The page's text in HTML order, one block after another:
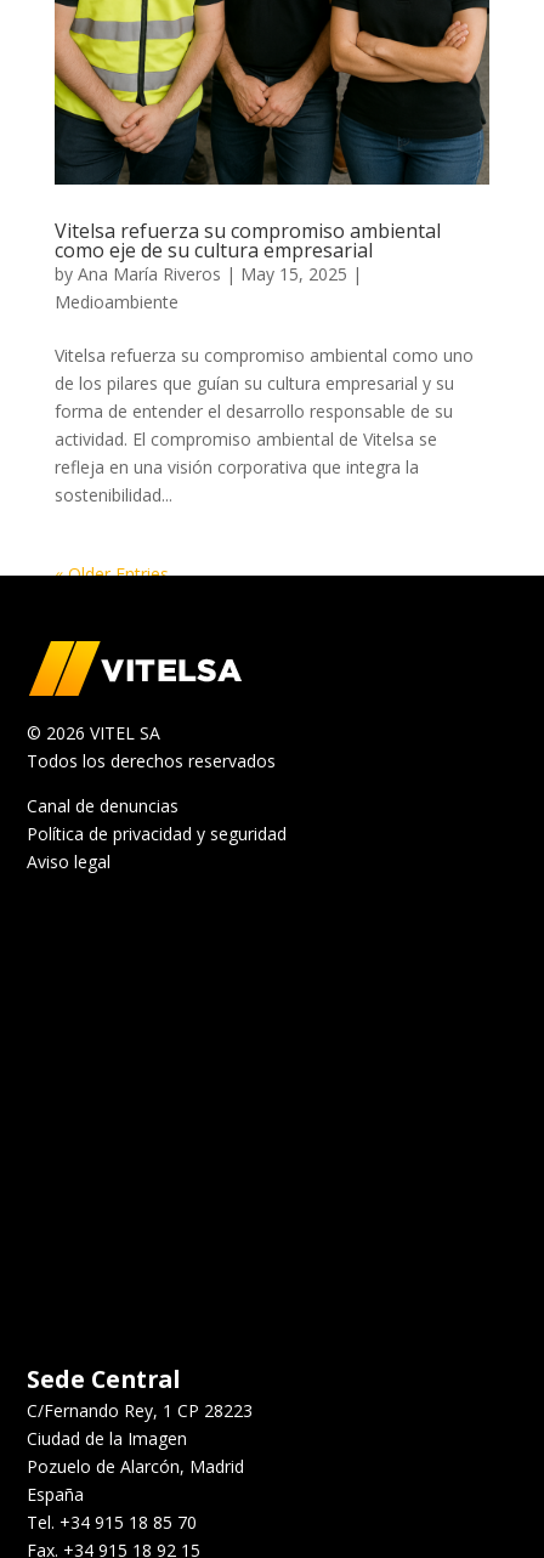
Vitelsa refuerza su compromiso ambiental
como eje de su cultura empresarial
by Ana María Riveros | May 15, 2025 |
Medioambiente
Vitelsa refuerza su compromiso ambiental como uno
de los pilares que guían su cultura empresarial y su
forma de entender el desarrollo responsable de su
actividad. El compromiso ambiental de Vitelsa se
refleja en una visión corporativa que integra la
sostenibilidad...
« Older Entries
© 2026 VITEL SA
Todos los derechos reservados
Canal de denuncias
Política de privacidad y seguridad
Aviso legal
Sede Central
C/Fernando Rey, 1 CP 28223
Ciudad de la Imagen
Pozuelo de Alarcón, Madrid
España
Tel. +34 915 18 85 70
Fax. +34 915 18 92 15